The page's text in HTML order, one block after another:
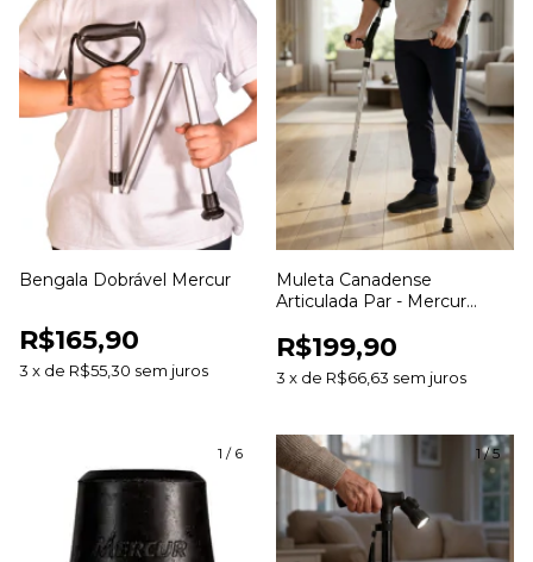
Bengala Dobrável Mercur
R$165,90
3 x de R$55,30 sem juros
Muleta Canadense
Articulada Par - Mercur
R$199,90
3 x de R$66,63 sem juros
1 / 6 1/5